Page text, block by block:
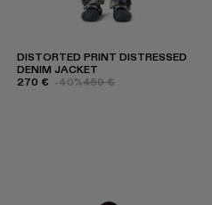
DISTORTED PRINT DISTRESSED
DENIM JACKET
270 € -40%450 €